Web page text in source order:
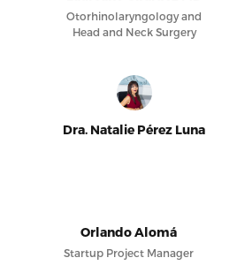
Otorhinolaryngology and
Head and Neck Surgery
Dra. Natalie Pérez Luna
Orlando Alomá
Startup Project Manager